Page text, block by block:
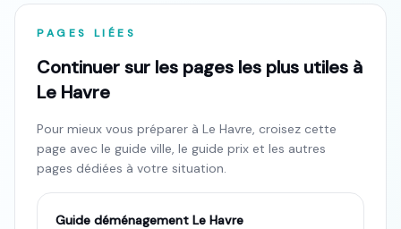
PAGES LIÉES
Continuer sur les pages les plus utiles à
Le Havre
Pour mieux vous préparer à Le Havre, croisez cette
page avec le guide ville, le guide prix et les autres
pages dédiées à votre situation.
Guide déménagement Le Havre